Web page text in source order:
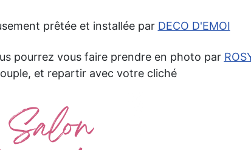
prêtée et installée par DECO D'EMOI
pourrez vous faire prendre en photo par
et repartir avec votre cliché